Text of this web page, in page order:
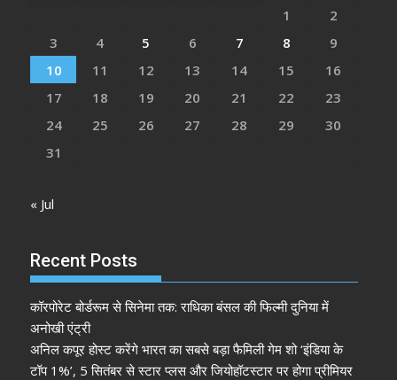
1
2
3
4 5 6 7 8
9
10
11 12 13 14 15
16
17
18 19 20 21 22
23
24
25 26 27 28 29
30
31
« Jul
Recent Posts
कॉरपोरेट बोर्डरूम से सिनेमा तक: राधिका बंसल की फिल्मी दुनिया में
अनोखी एंट्री
अनिल कपूर होस्ट करेंगे भारत का सबसे बड़ा फैमिली गेम शो ‘इंडिया के
टॉप 1%’, 5 सितंबर से स्टार प्लस और जियोहॉटस्टार पर होगा प्रीमियर